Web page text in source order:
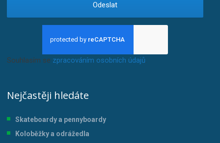
Odeslat
Souhlasím se zpracováním osobních údajů.
Nejčastěji hledáte
Skateboardy a pennyboardy
Koloběžky a odrážedla